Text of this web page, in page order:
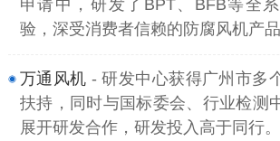
申请中，研发了BPT、BFB等全
验，深受消费者信赖的防腐风机产品
万通风机 - 研发中心获得广州市多
扶持，同时与国标委会、行业检测
展开研发合作，研发投入高于同行。